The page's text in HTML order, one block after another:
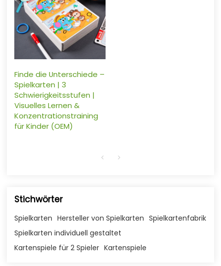
Finde die Unterschiede –
Spielkarten | 3
Schwierigkeitsstufen |
Visuelles Lernen &
Konzentrationstraining
für Kinder (OEM)
Stichwörter
Spielkarten Hersteller von Spielkarten Spielkartenfabrik
Spielkarten individuell gestaltet
Kartenspiele für 2 Spieler Kartenspiele